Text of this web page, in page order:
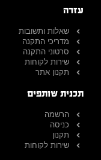
עזרה
שאלות ותשובות
מדריכי התקנה
סרטוני התקנה
שירות לקוחות
תקנון אתר
תכנית שותפים
הרשמה
כניסה
תקנון
שירות לקוחות